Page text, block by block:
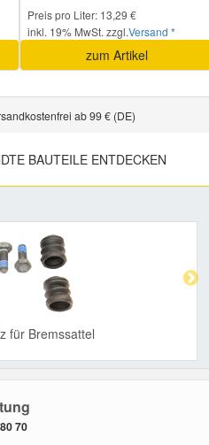
Preis pro Liter: 13,29 €
inkl. 19% MwSt. zzgl.Versand *
zum Artikel
ab 99 € (DE)
BAUTEILE ENTDECKEN
für Bremssattel
70